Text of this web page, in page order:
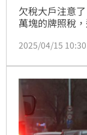
欠稅大戶注意
萬塊的牌照稅
即搜」，只要
扣車，跑都跑
2025/04/15 10:30